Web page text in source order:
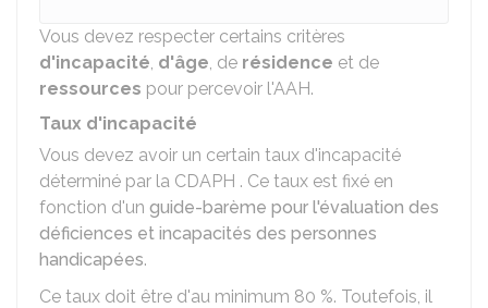
Vous devez respecter certains critères
d'incapacité, d'âge, de résidence et de
ressources pour percevoir l'AAH.
Taux d'incapacité
Vous devez avoir un certain taux d'incapacité
déterminé par la CDAPH . Ce taux est fixé en
fonction d'un guide-barème pour l'évaluation des
déficiences et incapacités des personnes
handicapées.
Ce taux doit être d'au minimum 80 %. Toutefois, il